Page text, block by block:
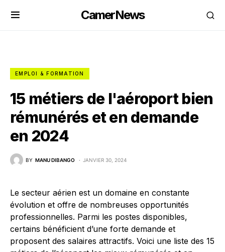
CamerNews
EMPLOI & FORMATION
15 métiers de l'aéroport bien
rémunérés et en demande
en 2024
BY MANU DIBANGO JANVIER 30, 2024
Le secteur aérien est un domaine en constante
évolution et offre de nombreuses opportunités
professionnelles. Parmi les postes disponibles,
certains bénéficient d’une forte demande et
proposent des salaires attractifs. Voici une liste des 15